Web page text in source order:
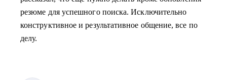
резюме для успешного поиска. Исключительно
конструктивное и результативное общение, все по
делу.